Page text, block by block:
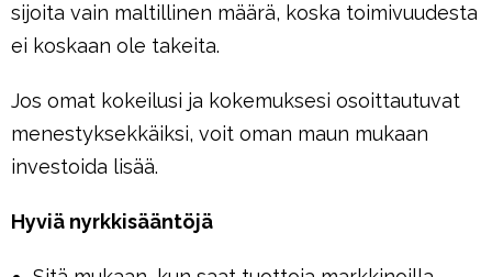
sijoita vain maltillinen määrä, koska toimivuudesta
ei koskaan ole takeita.
Jos omat kokeilusi ja kokemuksesi osoittautuvat
menestyksekkäiksi, voit oman maun mukaan
investoida lisää.
Hyviä nyrkkisääntöjä